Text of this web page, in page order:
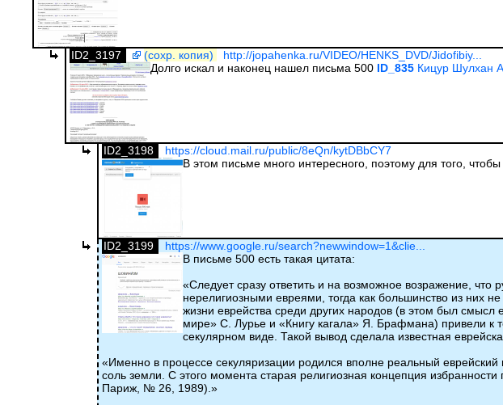
ID2_3197 (сохр. копия)
http://jopahenka.ru/VIDEO/HENKS_DVD/Jidofibiy...
Долго искал и наконец нашел письма 500 ID_835 Кицур Шулхан
ID2_3198
https://cloud.mail.ru/public/8eQn/kytDBbCY7
В этом письме много интересного, поэтому для того,
ID2_3199
https://www.google.ru/search?newwindow=1&clie...
В письме 500 есть такая цитата:
«Следует сразу ответить и на возможное возражение,
нерелигиозными евреями, тогда как большинство из них
жизни еврейства среди других народов (в этом был смысл
мире» С. Лурье и «Книгу кагала» Я. Брафмана) привели к
секулярном виде. Такой вывод сделала известная
«Именно в процессе секуляризации родился вполне реальный
соль земли. С этого момента старая религиозная концепция
Париж, № 26, 1989).»